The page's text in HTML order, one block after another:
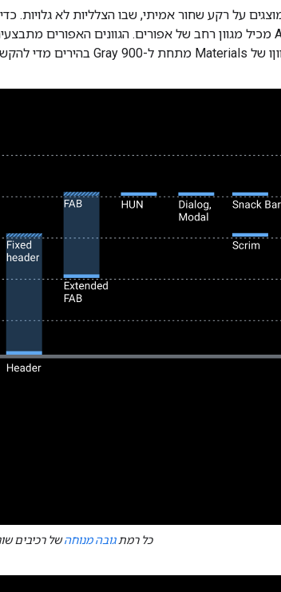
על רקע שחור אמיתי, שבו הצלליות לא גלויות.
כל רמתגובה מנוחהשל רכיבים